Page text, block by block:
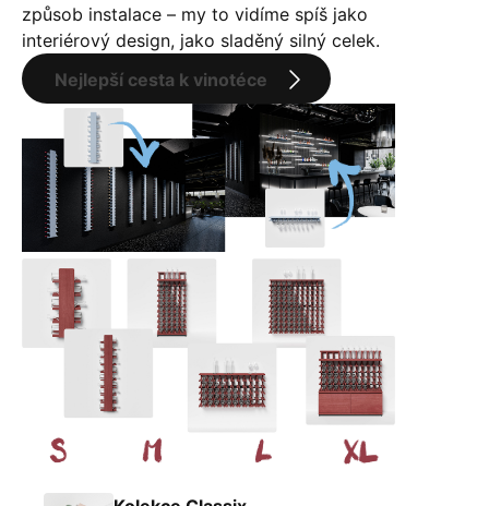
způsob instalace – my to vidíme spíš jako
interiérový design, jako sladěný silný celek.
Nejlepší cesta k vinotéce